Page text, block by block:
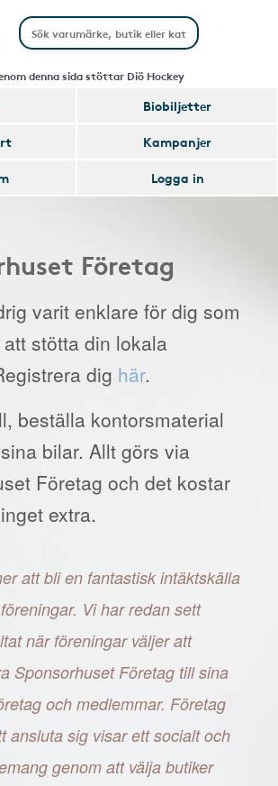
denna sida stöttar Diö Hockey
Biobiljetter
Kampanjer
Logga in
Företag
varit enklare för dig som
stötta din lokala
dig här.
beställa kontorsmaterial
bilar. Allt görs via
Företag och det kostar
extra.
att bli en fantastisk intäktskälla
Vi har redan sett
när föreningar väljer att
Sponsorhuset Företag till sina
och medlemmar. Företag
ansluta sig visar ett socialt och
genom att välja butiker